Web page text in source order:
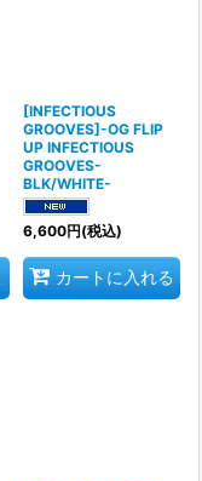
[INFECTIOUS
GROOVES]-OG FLIP
UP INFECTIOUS
GROOVES-
BLK/WHITE-
6,600円(税込)
カートに入れる